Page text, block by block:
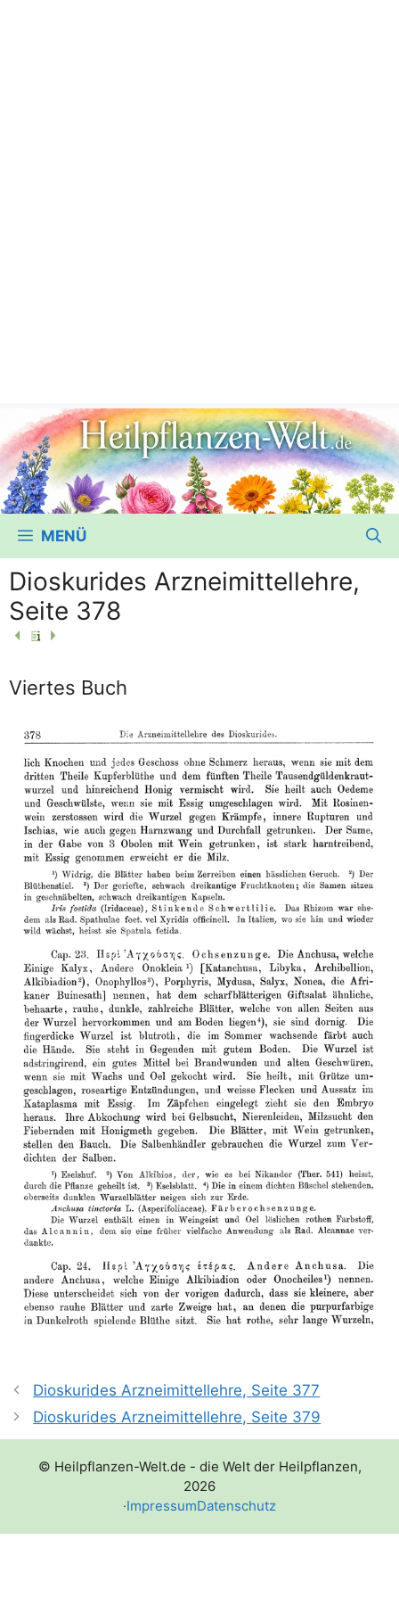
MENÜ
Dioskurides Arzneimittellehre,
Seite 378
Viertes Buch
Dioskurides Arzneimittellehre, Seite 377
Dioskurides Arzneimittellehre, Seite 379
© Heilpflanzen-Welt.de - die Welt der Heilpflanzen,
2026
·ImpressumDatenschutz